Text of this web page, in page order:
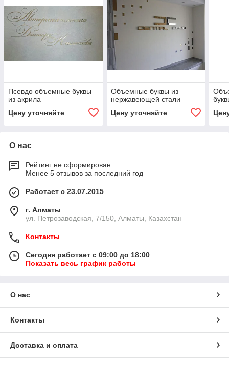
Псевдо объемные буквы
из акрила
Цену уточняйте
Объемные буквы из
нержавеющей стали
Цену уточняйте
О нас
Рейтинг не сформирован
Менее 5 отзывов за последний год
Работает с 23.07.2015
г. Алматы
ул. Петрозаводская, 7/150, Алматы, Казахстан
Контакты
Сегодня работает с 09:00 до 18:00
Показать весь график работы
О нас
Контакты
Доставка и оплата